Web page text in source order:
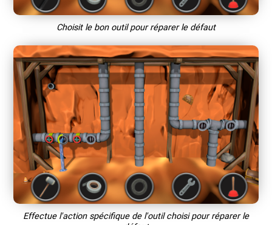
Choisit le bon outil pour réparer le défaut
Effectue l'action spécifique de l'outil choisi pour réparer le